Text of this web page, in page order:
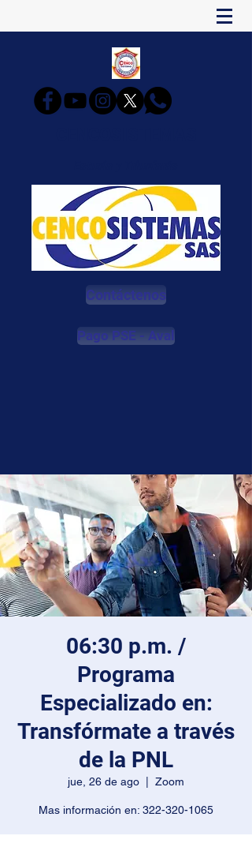
Contáctenos
Pago PSE - Aval
06:30 p.m. /
Programa
Especializado en:
Transfórmate a través
de la PNL
jue, 26 de ago Zoom
Mas información en: 322-320-1065